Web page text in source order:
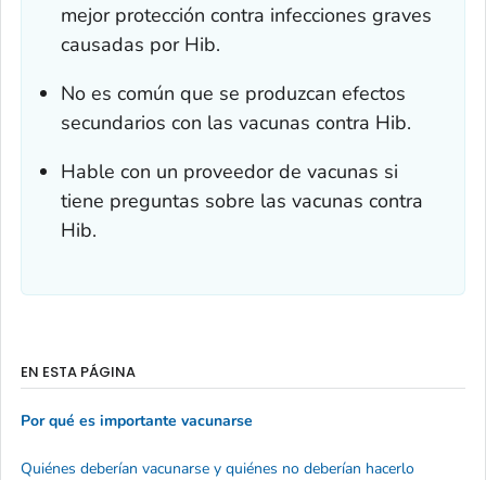
mejor protección contra infecciones graves
causadas por Hib.
No es común que se produzcan efectos
secundarios con las vacunas contra Hib.
Hable con un proveedor de vacunas si
tiene preguntas sobre las vacunas contra
Hib.
EN ESTA PÁGINA
Por qué es importante vacunarse
Quiénes deberían vacunarse y quiénes no deberían hacerlo